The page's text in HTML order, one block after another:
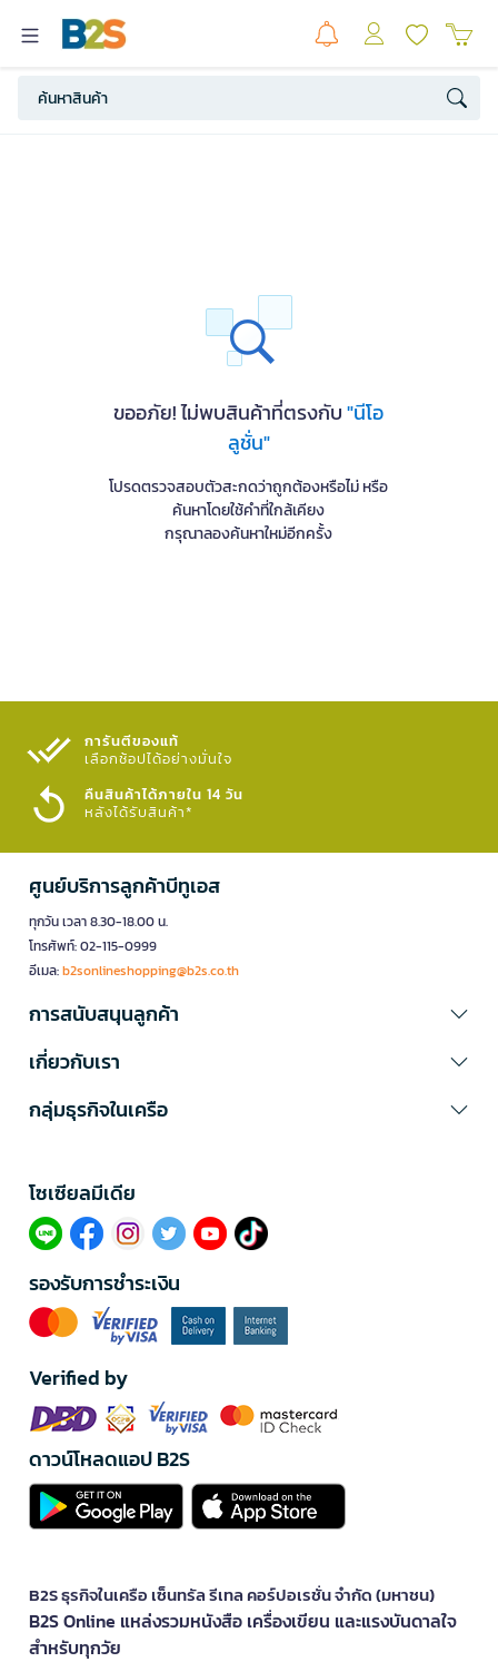
ขออภัย! ไม่พบสินค้าที่ตรงกับ"นีโอ
ลูชั่น"
โปรดตรวจสอบตัวสะกดว่าถูกต้องหรือไม่ หรือ
ค้นหาโดยใช้คำที่ใกล้เคียง
กรุณาลองค้นหาใหม่อีกครั้ง
การันตีของแท้
เลือกช้อปได้อย่างมั่นใจ​
คืนสินค้าได้ภายใน 14 วัน
หลังได้รับสินค้า*
ศูนย์บริการลูกค้าบีทูเอส
ทุกวัน เวลา 8.30-18.00 น.
โทรศัพท์: 02-115-0999
อีเมล:b2sonlineshopping@b2s.co.th
การสนับสนุนลูกค้า
เกี่ยวกับเรา
กลุ่มธุรกิจในเครือ
โซเซียลมีเดีย​
รองรับการชำระเงิน
Verified by
ดาวน์โหลดแอป B2S
B2S ธุรกิจในเครือ เซ็นทรัล รีเทล คอร์ปอเรชั่น จำกัด (มหาชน)
B2S Online แหล่งรวมหนังสือ เครื่องเขียน และแรงบันดาลใจ
สำหรับทุกวัย